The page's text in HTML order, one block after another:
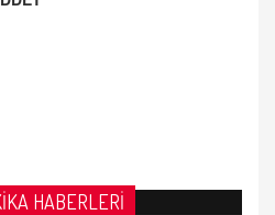
HABERLERİ